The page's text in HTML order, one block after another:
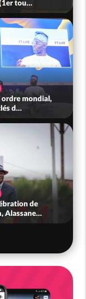
tou...
ordre mondial,
d...
de
Alassane...